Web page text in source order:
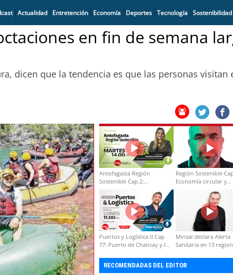
Actualidad Entretención Economía Deportes Tecnología Sostenibilidad
en fin de semana
dicen que la tendencia es que las personas visitan
Antofagasta Región
Sostenible Cap.2:
Educación ambiental y
formación de capacidades
técnicas
Región Sostenible
Economía circular y
Puertos y Logística II Cap
77: Puerto de Chancay y la
Minsal declara Alerta
Sanitaria en 13
RECOMENDADAS DEL EDITOR